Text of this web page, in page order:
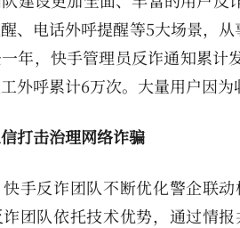
、电话外呼提醒等5大场景，
年，快手管理员反诈通知累
外呼累计6万次。大量用户因为
打击治理网络诈骗
手反诈团队不断优化警企联
团队依托技术优势，通过情